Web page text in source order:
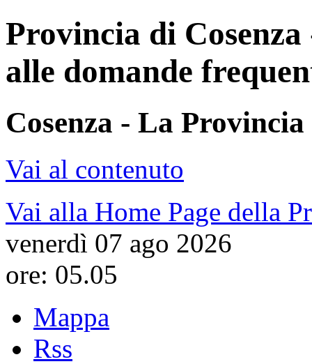
Provincia di
alle domande
Cosenza - La
Vai al contenuto
Vai alla Home Page della
venerdì 07 ago 2026
ore: 05.05
Mappa
Rss